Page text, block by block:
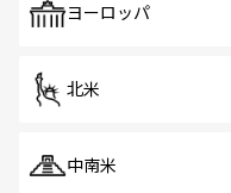
で、ホーカーズ
ヨーロッパ
北米
中南米